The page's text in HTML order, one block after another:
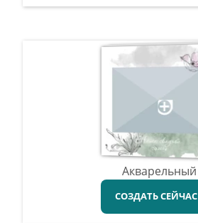
Акварельный
СОЗДАТЬ СЕЙЧАС